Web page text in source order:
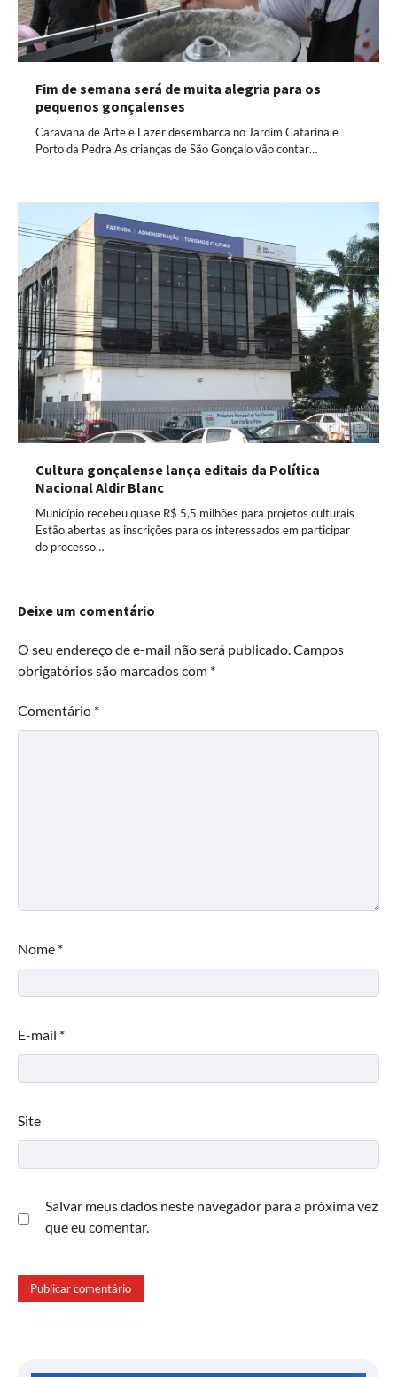
Fim de semana será de muita alegria para os
pequenos gonçalenses
Caravana de Arte e Lazer desembarca no Jardim Catarina e
Porto da Pedra As crianças de São Gonçalo vão contar…
Cultura gonçalense lança editais da Política
Nacional Aldir Blanc
Município recebeu quase R$ 5,5 milhões para projetos culturais
Estão abertas as inscrições para os interessados em participar
do processo…
Deixe um comentário
O seu endereço de e-mail não será publicado.Campos
obrigatórios são marcados com *
Comentário *
Nome *
E-mail *
Site
Salvar meus dados neste navegador para a próxima vez
que eu comentar.